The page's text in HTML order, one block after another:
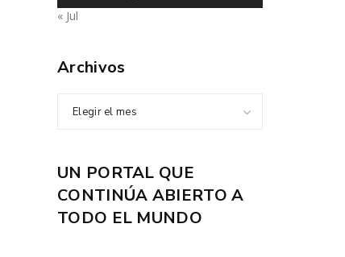
« Jul
Archivos
Elegir el mes
UN PORTAL QUE
CONTINÚA ABIERTO A
TODO EL MUNDO